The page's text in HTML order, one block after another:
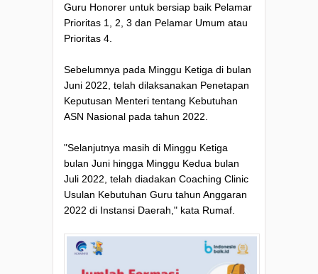
Guru Honorer untuk bersiap baik Pelamar
Prioritas 1, 2, 3 dan Pelamar Umum atau
Prioritas 4.
Sebelumnya pada Minggu Ketiga di bulan
Juni 2022, telah dilaksanakan Penetapan
Keputusan Menteri tentang Kebutuhan
ASN Nasional pada tahun 2022.
"Selanjutnya masih di Minggu Ketiga
bulan Juni hingga Minggu Kedua bulan
Juli 2022, telah diadakan Coaching Clinic
Usulan Kebutuhan Guru tahun Anggaran
2022 di Instansi Daerah," kata Rumaf.